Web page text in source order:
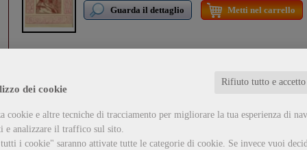
dei cookie
Rifiuto tutto e
cookie e altre tecniche di tracciamento per migliorare la tua esperienza di
e analizzare il traffico sul sito.
i cookie" saranno attivate tutte le categorie di cookie. Se invece vuoi
Guarda il dettaglio Metti nel carrello
...
Guarda il dettaglio Metti nel carrello